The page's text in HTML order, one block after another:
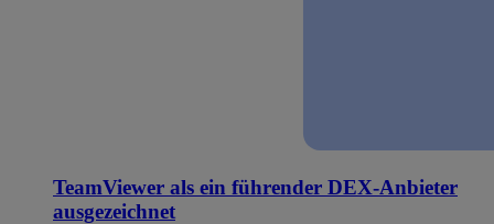
TeamViewer als ein führender DEX-Anbieter
ausgezeichnet